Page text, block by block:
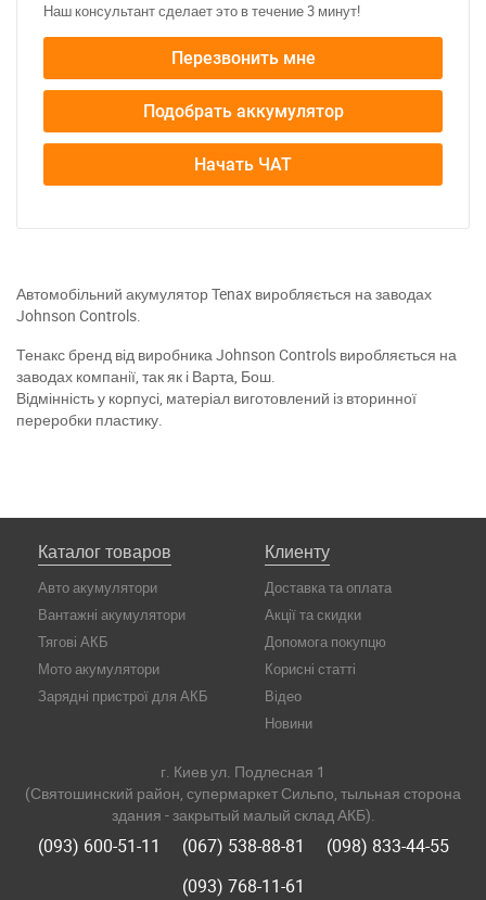
Наш консультант сделает это в течение 3 минут!
Перезвонить мне
Подобрать аккумулятор
Начать ЧАТ
Автомобільний акумулятор Tenax виробляється на заводах
Johnson Controls.
Тенакс бренд від виробника Johnson Controls виробляється на
заводах компанії, так як і Варта, Бош.
Відмінність у корпусі, матеріал виготовлений із вторинної
переробки пластику.
Каталог товаров
Авто акумулятори
Вантажні акумулятори
Тягові АКБ
Мото акумулятори
Зарядні пристрої для АКБ
Клиенту
Доставка та оплата
Акції та скидки
Допомога покупцю
Корисні статті
Відео
Новини
г. Киев ул. Подлесная 1
(Святошинский район, супермаркет Сильпо, тыльная сторона
здания - закрытый малый склад АКБ).
(093) 600-51-11 (067) 538-88-81
(098) 833-44-55
(093) 768-11-61